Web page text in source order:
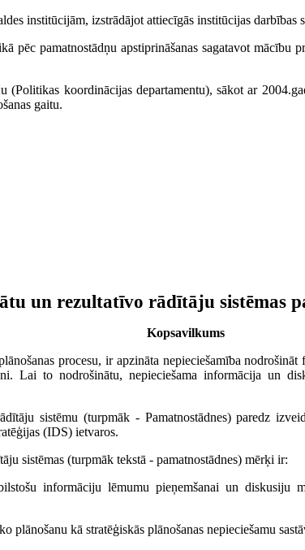
institūcijām, izstrādājot attiecīgās institūcijas darbības
pēc pamatnostādņu apstiprināšanas sagatavot mācību
(Politikas koordinācijas departamentu), sākot ar
gaitu.
un rezultatīvo rādītāju sistēmas
Kopsavilkums
procesu, ir apzināta nepieciešamība
Lai to nodrošinātu, nepieciešama informācija un
sistēmu (turpmāk - Pamatnostādnes) paredz
(IDS) ietvaros.
sistēmas (turpmāk tekstā - pamatnostādnes) mērķi ir:
informāciju lēmumu pieņemšanai un diskusiju
plānošanu kā stratēģiskās plānošanas nepieciešamu